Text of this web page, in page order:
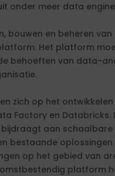
onder meer data
bouwen en beheren
Het platform
behoeften van data-
zich op het
Factory en
aan
bestaande
op het gebied van
platform